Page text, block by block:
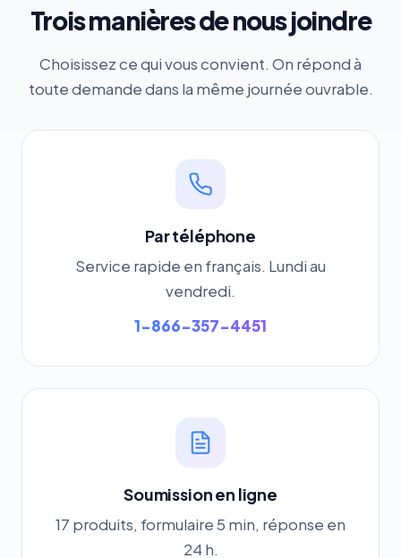
Trois manières de nous joindre
Choisissez ce qui vous convient. On répond à
toute demande dans la même journée ouvrable.
Par téléphone
Service rapide en français. Lundi au
vendredi.
1-866-357-4451
Soumission en ligne
17 produits, formulaire 5 min, réponse en
24 h.